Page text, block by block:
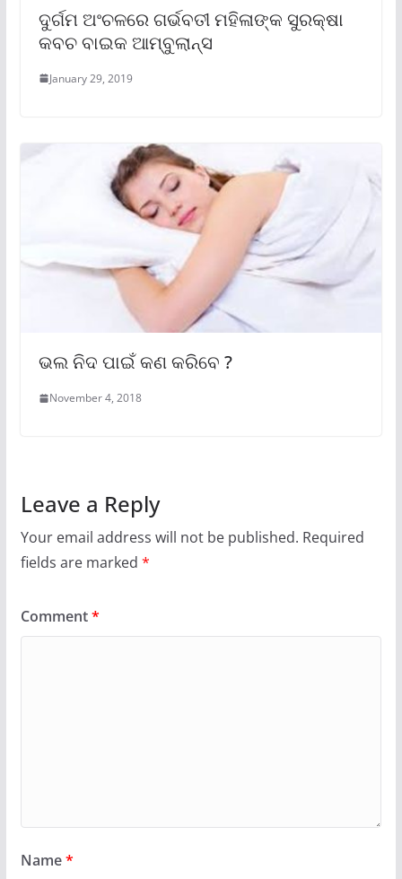
ଦୁର୍ଗମ ଅଂଚଳରେ ଗର୍ଭବତୀ ମହିଳାଙ୍କ ସୁରକ୍ଷା
କବଚ ବାଇକ ଆମ୍ବୁଲାନ୍ସ
January 29, 2019
ଭଲ ନିଦ ପାଇଁ କଣ କରିବେ ?
November 4, 2018
Leave a Reply
Your email address will not be published. Required
fields are marked *
Comment*
Name*